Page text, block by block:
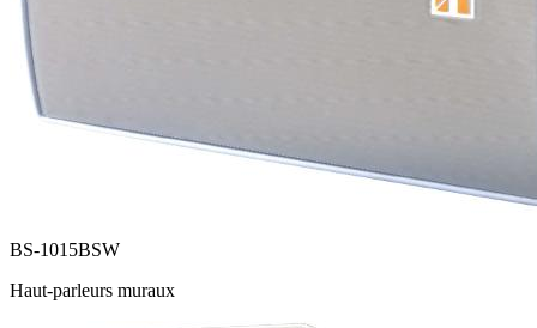
BS-1015BSW
Haut-parleurs muraux